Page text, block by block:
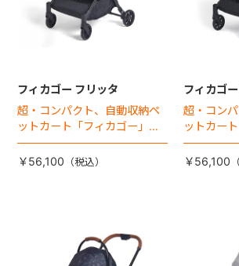
フィカゴー フリッタ
超・コンパクト、自動収納ペ
ットカート「フィカゴー」に
キャビン着脱タイプが新登
場！
￥56,100
フィカゴ
超・コン
ットカー
キャビン
場！
￥56,100